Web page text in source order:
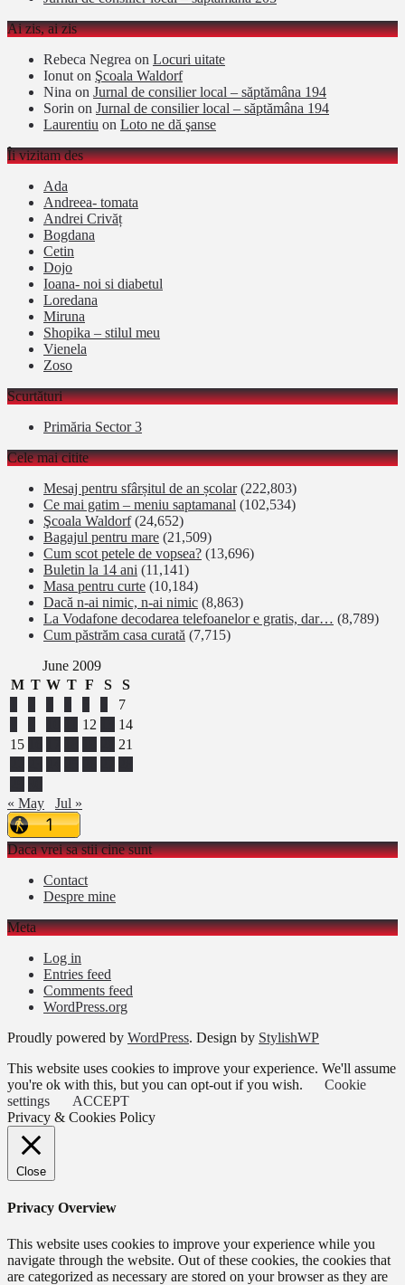
Ai zis, ai zis
Rebeca Negrea on Locuri uitate
Ionut on Şcoala Waldorf
Nina on Jurnal de consilier local – săptămâna 194
Sorin on Jurnal de consilier local – săptămâna 194
Laurentiu on Loto ne dă şanse
Îi vizitam des
Ada
Andreea- tomata
Andrei Crivăț
Bogdana
Cetin
Dojo
Ioana- noi si diabetul
Loredana
Miruna
Shopika – stilul meu
Vienela
Zoso
Scurtături
Primăria Sector 3
Cele mai citite
Mesaj pentru sfârșitul de an școlar (222,803)
Ce mai gatim – meniu saptamanal (102,534)
Şcoala Waldorf (24,652)
Bagajul pentru mare (21,509)
Cum scot petele de vopsea? (13,696)
Buletin la 14 ani (11,141)
Masa pentru curte (10,184)
Dacă n-ai nimic, n-ai nimic (8,863)
La Vodafone decodarea telefoanelor e gratis, dar… (8,789)
Cum păstrăm casa curată (7,715)
June 2009
M T W T F S
S
7
12
14
15
21
« May
Jul »
Daca vrei sa stii cine sunt
Contact
Despre mine
Meta
Log in
Entries feed
Comments feed
WordPress.org
Proudly powered by WordPress. Design by StylishWP
This website uses cookies to improve your experience. We'll assume
you're ok with this, but you can opt-out if you wish.
Cookie
settings
ACCEPT
Privacy & Cookies Policy
Close
Privacy Overview
This website uses cookies to improve your experience while you
navigate through the website. Out of these cookies, the cookies that
are categorized as necessary are stored on your browser as they are